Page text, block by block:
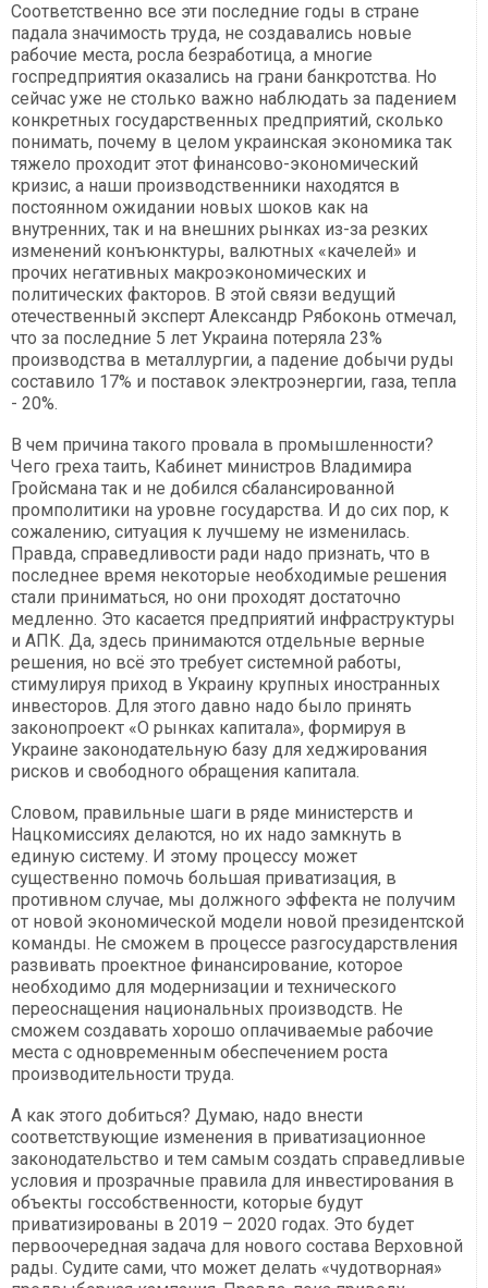
Соответственно все эти последние годы в стране
падала значимость труда, не создавались новые
рабочие места, росла безработица, а многие
госпредприятия оказались на грани банкротства. Но
сейчас уже не столько важно наблюдать за падением
конкретных государственных предприятий, сколько
понимать, почему в целом украинская экономика так
тяжело проходит этот финансово-экономический
кризис, а наши производственники находятся в
постоянном ожидании новых шоков как на
внутренних, так и на внешних рынках из-за резких
изменений конъюнктуры, валютных «качелей» и
прочих негативных макроэкономических и
политических факторов. В этой связи ведущий
отечественный эксперт Александр Рябоконь отмечал,
что за последние 5 лет Украина потеряла 23%
производства в металлургии, а падение добычи руды
составило 17% и поставок электроэнергии, газа, тепла
- 20%.
В чем причина такого провала в промышленности?
Чего греха таить, Кабинет министров Владимира
Гройсмана так и не добился сбалансированной
промполитики на уровне государства. И до сих пор, к
сожалению, ситуация к лучшему не изменилась.
Правда, справедливости ради надо признать, что в
последнее время некоторые необходимые решения
стали приниматься, но они проходят достаточно
медленно. Это касается предприятий инфраструктуры
и АПК. Да, здесь принимаются отдельные верные
решения, но всё это требует системной работы,
стимулируя приход в Украину крупных иностранных
инвесторов. Для этого давно надо было принять
законопроект «О рынках капитала», формируя в
Украине законодательную базу для хеджирования
рисков и свободного обращения капитала.
Словом, правильные шаги в ряде министерств и
Нацкомиссиях делаются, но их надо замкнуть в
единую систему. И этому процессу может
существенно помочь большая приватизация, в
противном случае, мы должного эффекта не получим
от новой экономической модели новой президентской
команды. Не сможем в процессе разгосударствления
развивать проектное финансирование, которое
необходимо для модернизации и технического
переоснащения национальных производств. Не
сможем создавать хорошо оплачиваемые рабочие
места с одновременным обеспечением роста
производительности труда.
А как этого добиться? Думаю, надо внести
соответствующие изменения в приватизационное
законодательство и тем самым создать справедливые
условия и прозрачные правила для инвестирования в
объекты госсобственности, которые будут
приватизированы в 2019 – 2020 годах. Это будет
первоочередная задача для нового состава Верховной
рады. Судите сами, что может делать «чудотворная»